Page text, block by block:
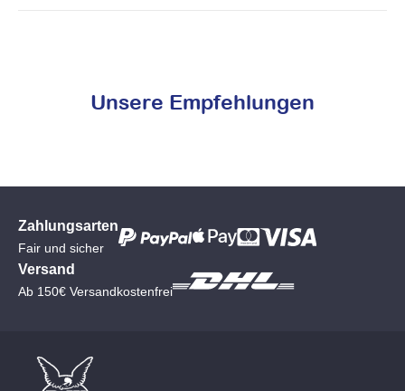
Unsere Empfehlungen
Zahlungsarten
Fair und sicher
Versand
Ab 150€ Versandkostenfrei